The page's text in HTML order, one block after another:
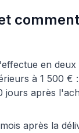
en
à 1 500 € :
jours après
après la